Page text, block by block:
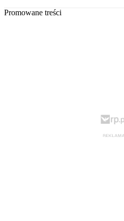
Promowane treści